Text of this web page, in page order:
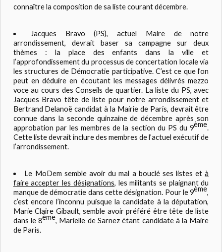
connaître la composition de sa liste courant décembre.
Jacques Bravo (PS), actuel Maire de notre
arrondissement, devrait baser sa campagne sur deux
thèmes : la place des enfants dans la ville et
l’approfondissement du processus de concertation locale via
les structures de Démocratie participative. C’est ce que l’on
peut en déduire en écoutant les messages délivrésmezzo
voceau cours des Conseils de quartier. La liste du PS, avec
Jacques Bravo tête de liste pour notre arrondissement et
Bertrand Delanoë candidat à la Mairie de Paris, devrait être
connue dans la seconde quinzaine de décembre après son
approbation par les membres de la section du PS du 9ème.
Cette liste devrait inclure des membres de l’actuel exécutif de
l’arrondissement.
Le MoDem semble avoir du mal a bouclé ses listes età
faire accepter les désignations, les militants se plaignant du
manque de démocratie dans cette désignation. Pour le 9ème,
c’est encore l’inconnu puisque la candidate à la députation,
Marie Claire Gibault, semble avoir préféré être tête de liste
dans le 8ème, Marielle de Sarnez étant candidate à la Maire
de Paris.